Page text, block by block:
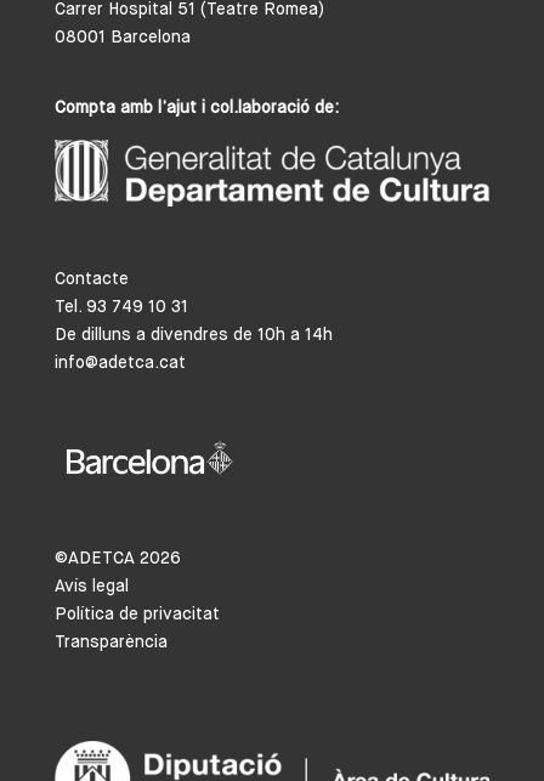
Carrer Hospital 51 (Teatre Romea)
08001 Barcelona
Compta amb l’ajut i col.laboració de:
Contacte
Tel. 93 749 10 31
De dilluns a divendres de 10h a 14h
info@adetca.cat
©ADETCA 2026
Avís legal
Política de privacitat
Transparència